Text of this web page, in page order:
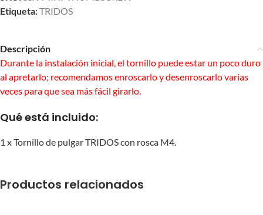
Etiqueta:TRIDOS
Descripción
Durante la instalación inicial, el tornillo puede estar un poco duro
al apretarlo; recomendamos enroscarlo y desenroscarlo varias
veces para que sea más fácil girarlo.
Qué está incluido:
1 x Tornillo de pulgar TRIDOS con rosca M4.
Productos relacionados